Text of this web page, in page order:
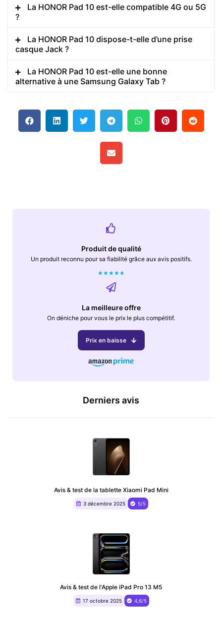
La HONOR Pad 10 est-elle compatible 4G ou 5G
?
La HONOR Pad 10 dispose-t-elle d’une prise
casque Jack ?
La HONOR Pad 10 est-elle une bonne
alternative à une Samsung Galaxy Tab ?
Produit de qualité
Un produit reconnu pour sa fiabilité grâce aux avis positifs.
★★★★★
La meilleure offre
On déniche pour vous le prix le plus compétitif.
Prix en baisse
Derniers avis
Avis & test de la tablette Xiaomi Pad Mini
3 décembre 2025 5/5
Avis & test de l'Apple iPad Pro 13 M5
17 octobre 2025 4,6/5